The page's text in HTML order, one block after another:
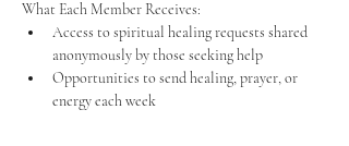
What Each Member Receives:
Access to spiritual healing requests shared
anonymously by those seeking help
Opportunities to send healing, prayer, or
energy each week